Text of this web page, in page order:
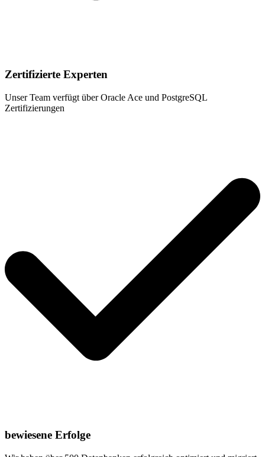
Zertifizierte Experten
Unser Team verfügt über Oracle Ace und PostgreSQL
Zertifizierungen
bewiesene Erfolge